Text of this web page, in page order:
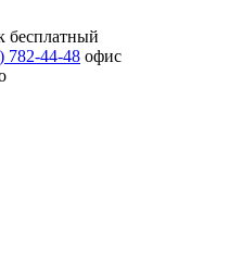
бесплатный
782-44-48 офис